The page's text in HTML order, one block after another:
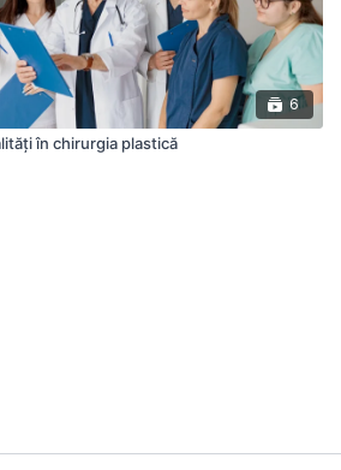
6
în chirurgia plastică